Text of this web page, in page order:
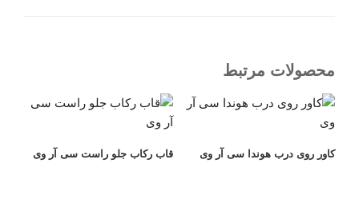
محصولات مرتبط
کاور روی درب هوندا سی آر وی قاب رکاب جلو راست سی آر وی